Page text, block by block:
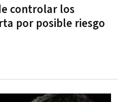
controlar los
por posible riesgo